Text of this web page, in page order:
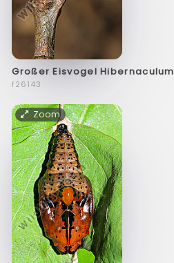
Großer Eisvogel Hibernaculum
f26143
Zoom